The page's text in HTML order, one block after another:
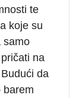
te
koje su
samo
na
da
barem